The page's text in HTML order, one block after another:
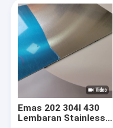
Emas 202 304l 430
Lembaran Stainless